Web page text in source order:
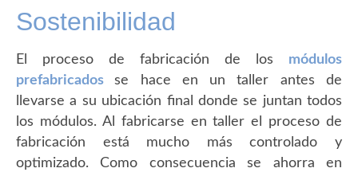
Sostenibilidad
El proceso de fabricación de los módulos
prefabricadosse hace en un taller antes de
llevarse a su ubicación final donde se juntan todos
los módulos. Al fabricarse en taller el proceso de
fabricación está mucho más controlado y
optimizado. Como consecuencia se ahorra en